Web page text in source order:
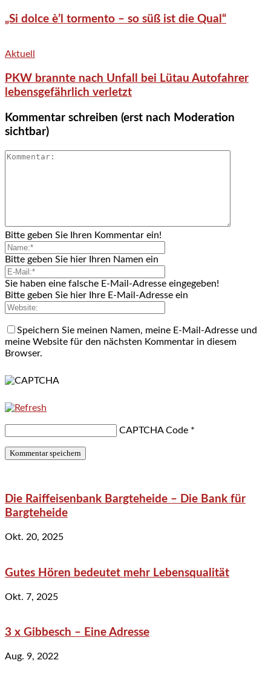
„Si dolce è’l tormento – so süß ist die Qual“
Aktuell
PKW brannte nach Unfall bei Lütau Autofahrer
lebensgefährlich verletzt
Kommentar schreiben (erst nach Moderation
sichtbar)
Bitte geben Sie Ihren Kommentar ein!
Bitte geben Sie hier Ihren Namen ein
Sie haben eine falsche E-Mail-Adresse eingegeben!
Bitte geben Sie hier Ihre E-Mail-Adresse ein
Speichern Sie meinen Namen, meine E-Mail-Adresse und
meine Website für den nächsten Kommentar in diesem
Browser.
CAPTCHA Code *
Die Raiffeisenbank Bargteheide – Die Bank für
Bargteheide
Okt. 20, 2025
Gutes Hören bedeutet mehr Lebensqualität
Okt. 7, 2025
3 x Gibbesch – Eine Adresse
Aug. 9, 2022